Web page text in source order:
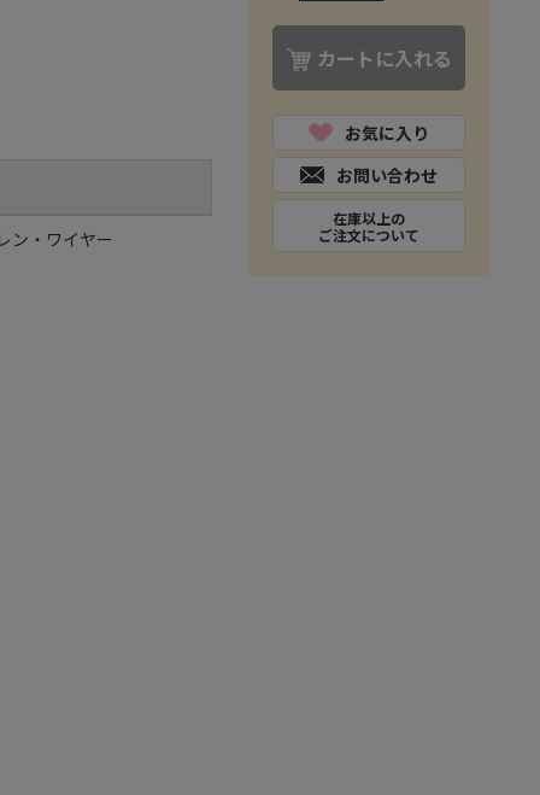
ン・ワイヤー
カートに入れる
お気に入り
お問い合わせ
在庫以上の
ご注文について